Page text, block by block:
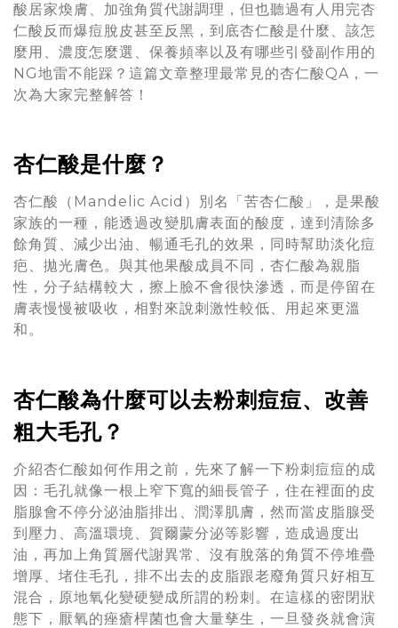
酸居家煥膚、加強角質代謝調理，但也聽過有人用完杏
仁酸反而爆痘脫皮甚至反黑，到底杏仁酸是什麼、該怎
麼用、濃度怎麼選、保養頻率以及有哪些引發副作用的
NG地雷不能踩？這篇文章整理最常見的杏仁酸QA，一
次為大家完整解答！
杏仁酸是什麼？
杏仁酸（Mandelic Acid）別名「苦杏仁酸」，是果酸
家族的一種，能透過改變肌膚表面的酸度，達到清除多
餘角質、減少出油、暢通毛孔的效果，同時幫助淡化痘
疤、拋光膚色。與其他果酸成員不同，杏仁酸為親脂
性，分子結構較大，擦上臉不會很快滲透，而是停留在
膚表慢慢被吸收，相對來說刺激性較低、用起來更溫
和。
杏仁酸為什麼可以去粉刺痘痘、改善
粗大毛孔？
介紹杏仁酸如何作用之前，先來了解一下粉刺痘痘的成
因：毛孔就像一根上窄下寬的細長管子，住在裡面的皮
脂腺會不停分泌油脂排出、潤澤肌膚，然而當皮脂腺受
到壓力、高溫環境、賀爾蒙分泌等影響，造成過度出
油，再加上角質層代謝異常、沒有脫落的角質不停堆疊
增厚、堵住毛孔，排不出去的皮脂跟老廢角質只好相互
混合，原地氧化變硬變成所謂的粉刺。在這樣的密閉狀
態下，厭氧的痤瘡桿菌也會大量孳生，一旦發炎就會演